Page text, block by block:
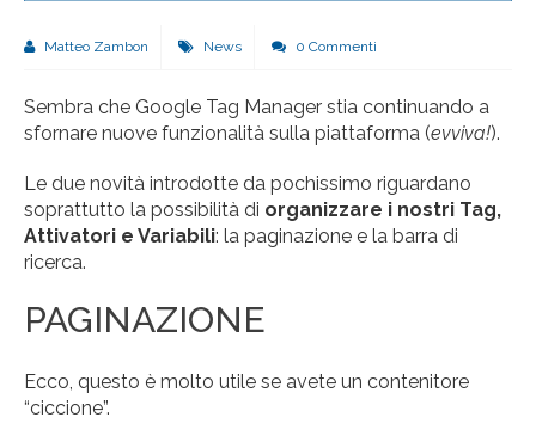
Matteo Zambon News 0 Commenti
Sembra che Google Tag Manager stia continuando a
sfornare nuove funzionalità sulla piattaforma (evviva!).
Le due novità introdotte da pochissimo riguardano
soprattutto la possibilità di organizzare i nostri Tag,
Attivatori e Variabili: la paginazione e la barra di
ricerca.
PAGINAZIONE
Ecco, questo è molto utile se avete un contenitore
“ciccione”.